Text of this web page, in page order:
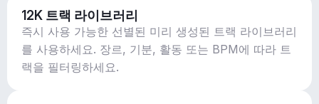
12K 트랙 라이브러리
즉시 사용 가능한 선별된 미리 생성된 트랙 라이브러리
를 사용하세요. 장르, 기분, 활동 또는 BPM에 따라 트
랙을 필터링하세요.